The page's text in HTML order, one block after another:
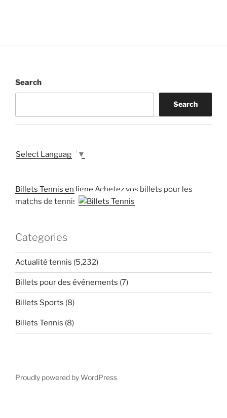
Search
Search
Select Language ▼
Billets Tennis en ligne Achetez vos billets pour les
matchs de tennis
Categories
Actualité tennis (5,232)
Billets pour des événements (7)
Billets Sports (8)
Billets Tennis (8)
Proudly powered by WordPress